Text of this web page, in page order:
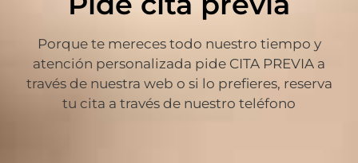
Porque te mereces todo nuestro tiempo y
atención personalizada pide CITA PREVIA a
través de nuestra web o si lo prefieres, reserva
tu cita a través de nuestro teléfono